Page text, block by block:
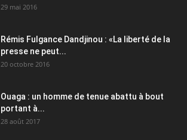
29 mai 2016
Rémis Fulgance Dandjinou : «La liberté de la
presse ne peut...
20 octobre 2016
Ouaga : un homme de tenue abattu à bout
portant à...
28 août 2017